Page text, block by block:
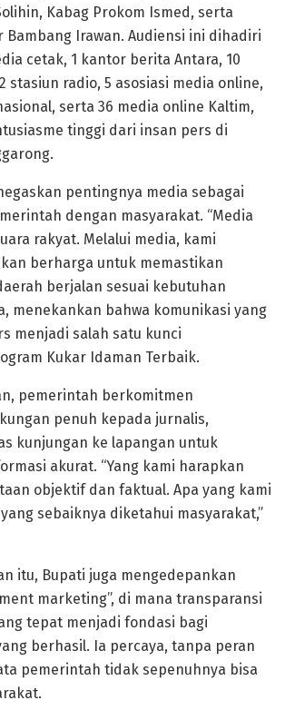
Kabag Prokom Ismed, serta
Bambang Irawan. Audiensi ini dihadiri
cetak, 1 kantor berita Antara, 10
stasiun radio, 5 asosiasi media online,
serta 36 media online Kaltim,
tinggi dari insan pers di
pentingnya media sebagai
dengan masyarakat. “Media
rakyat. Melalui media, kami
berharga untuk memastikan
berjalan sesuai kebutuhan
menekankan bahwa komunikasi yang
menjadi salah satu kunci
Kukar Idaman Terbaik.
pemerintah berkomitmen
penuh kepada jurnalis,
kunjungan ke lapangan untuk
akurat. “Yang kami harapkan
objektif dan faktual. Apa yang kami
sebaiknya diketahui masyarakat,”
itu, Bupati juga mengedepankan
marketing”, di mana transparansi
tepat menjadi fondasi bagi
berhasil. Ia percaya, tanpa peran
pemerintah tidak sepenuhnya bisa